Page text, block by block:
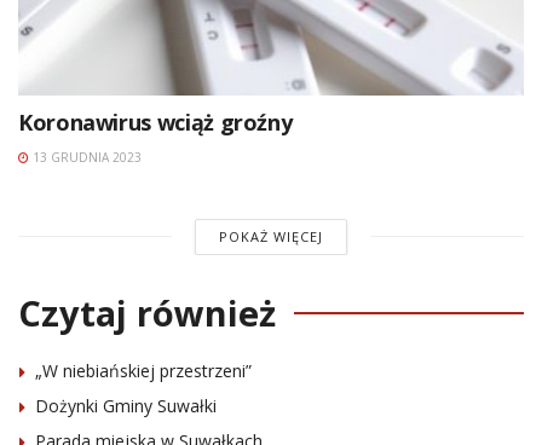
Koronawirus wciąż groźny
13 GRUDNIA 2023
POKAŻ WIĘCEJ
Czytaj również
„W niebiańskiej przestrzeni”
Dożynki Gminy Suwałki